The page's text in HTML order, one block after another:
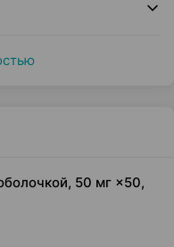
50 мг ×50,